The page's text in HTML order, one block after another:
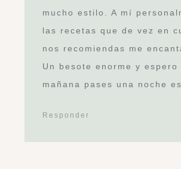
mucho estilo. A mí
las recetas que de vez en
nos recomiendas me
Un besote enorme y espero
mañana pases una noche
Responder